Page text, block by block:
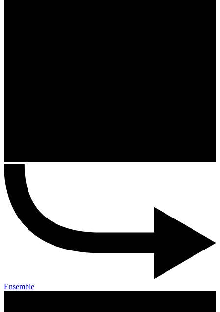
Ensemble